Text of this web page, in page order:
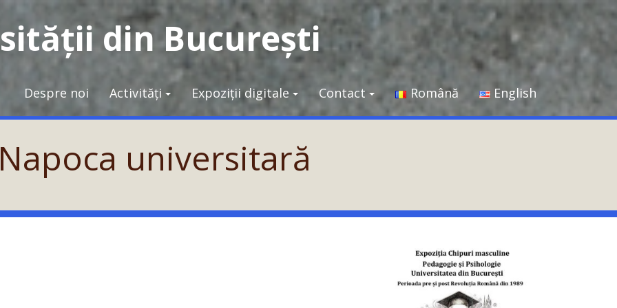
din București
Despre noi Activități Expoziții digitale Contact Română English
Napoca universitară